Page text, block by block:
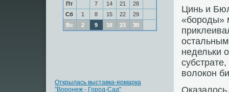
Пт
7 14 21
28
Сб
1 8 15 22
29
Вс
2 9 16 23 30
Открылась выставка-ярмарка
"Воронеж - Город-Сад"
Цинь и
«бороды»
недельки
волокон